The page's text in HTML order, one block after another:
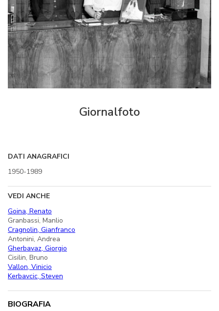
Giornalfoto
DATI ANAGRAFICI
1950-1989
VEDI ANCHE
Goina, Renato
Granbassi, Manlio
Cragnolin, Gianfranco
Antonini, Andrea
Gherbavaz, Giorgio
Cisilin, Bruno
Vallon, Vinicio
Kerbavcic, Steven
BIOGRAFIA